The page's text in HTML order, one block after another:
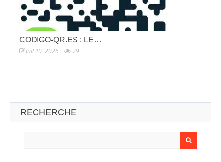
CODIGO-QR.ES : LE…
Juil 20, 2026
29
RECHERCHE